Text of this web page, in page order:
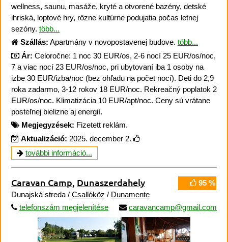
wellness, saunu, masáže, kryté a otvorené bazény, detské
ihriská, loptové hry, rôzne kultúrne podujatia počas letnej
sezóny. több...
Szállás: Apartmány v novopostavenej budove. több...
Ár: Celoročne: 1 noc 30 EUR/os, 2-6 nocí 25 EUR/os/noc,
7 a viac nocí 23 EUR/os/noc, pri ubytovaní iba 1 osoby na
izbe 30 EUR/izba/noc (bez ohľadu na počet nocí). Deti do 2,9
roka zadarmo, 3-12 rokov 18 EUR/noc. Rekreačný poplatok 2
EUR/os/noc. Klimatizácia 10 EUR/apt/noc. Ceny sú vrátane
posteľnej bielizne aj energií.
Megjegyzések: Fizetett reklám.
Aktualizáció: 2025. december 2.
további információ...
95 %
Caravan Camp, Dunaszerdahely
Dunajská streda / Csallóköz / Dunamente
telefonszám megjelenítése
caravancamp@gmail.com